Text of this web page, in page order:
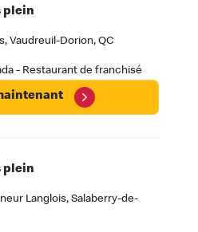
plein
Vaudreuil-Dorion, QC
- Restaurant de franchisé
plein
Langlois, Salaberry-de-